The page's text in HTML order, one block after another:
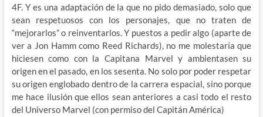
4F. Y es una adaptación de la que no pido demasiado, solo que
sean respetuosos con los personajes, que no traten de
“mejorarlos” o reinventarlos. Y puestos a pedir algo (aparte de
ver a Jon Hamm como Reed Richards), no me molestaría que
hiciesen como con la Capitana Marvel y ambientasen su
origen en el pasado, en los sesenta. No solo por poder respetar
su origen englobado dentro de la carrera espacial, sino porque
me hace ilusión que ellos sean anteriores a casi todo el resto
del Universo Marvel (con permiso del Capitán América)